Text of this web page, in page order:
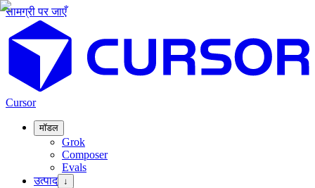
सामग्री पर जाएँ
Cursor
मॉडल
Grok
Composer
Evals
उत्पाद ↓